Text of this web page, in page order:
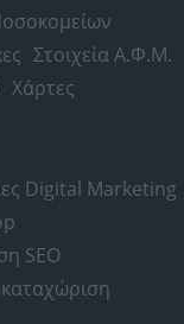
Στοιχεία Α.Φ.Μ.
Χάρτες
Digital Marketing
SEO